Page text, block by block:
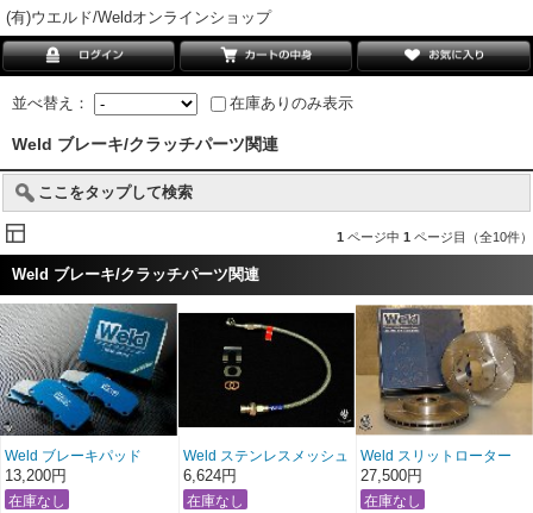
(有)ウエルド/Weldオンラインショップ
並べ替え： 在庫ありのみ表示
Weld ブレーキ/クラッチパーツ関連
ここをタップして検索
1 ページ中 1 ページ目（全10件）
Weld ブレーキ/クラッチパーツ関連
Weld ブレーキパッド
TypeS フロント用
13,200円
Weld ステンレスメッシュ
クラッチライン
6,624円
Weld スリットローター
27,500円